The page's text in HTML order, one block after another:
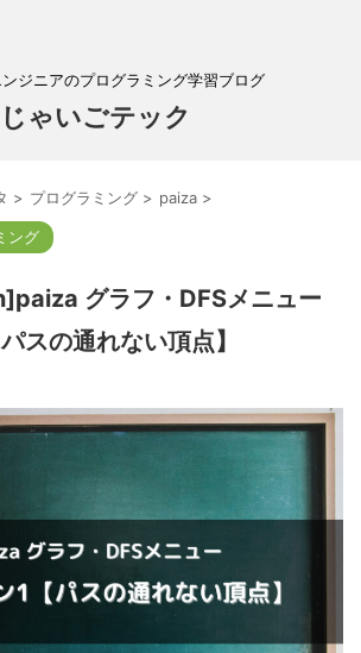
ンジニアのプログラミング学習ブログ
じゃいごテック
> プログラミング > paiza >
ング
グラフ・DFSメニュー
スの通れない頂点】